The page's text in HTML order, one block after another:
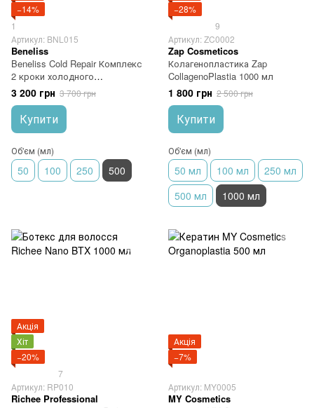
−14%
1
Артикул: BNL015
Beneliss
Beneliss Cold Repair Комплекс
2 кроки холодного
відновлення 500 мл
3 200 грн 3 700 грн
Купити
Об'єм (мл)
50 100 250 500
−28%
9
Артикул: ZC0002
Zap Cosmeticos
Колагенопластика Zap
CollagenoPlastia 1000 мл
1 800 грн 2 500 грн
Купити
Об'єм (мл)
50 мл 100 мл
250 мл
500 мл
1000 мл
Акція
Хіт
−20%
7
Артикул: RP010
Richee Professional
Акція
−7%
Артикул: MY0005
MY Cosmetics